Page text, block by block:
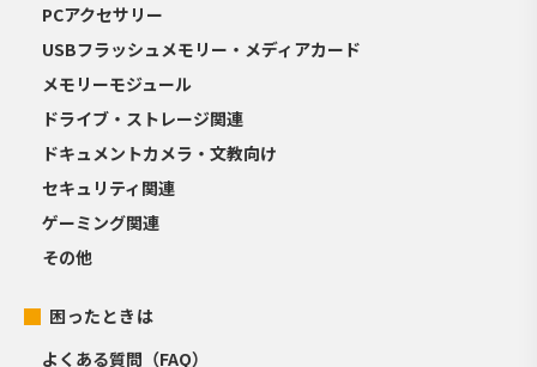
PCアクセサリー
USBフラッシュメモリー・メディアカード
メモリーモジュール
ドライブ・ストレージ関連
ドキュメントカメラ・文教向け
セキュリティ関連
ゲーミング関連
その他
困ったときは
よくある質問（FAQ）